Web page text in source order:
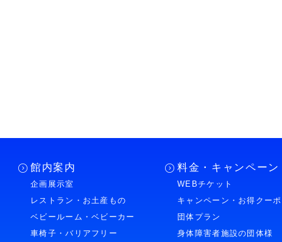
館内案内
企画展示室
レストラン・お土産もの
ベビールーム・ベビーカー
車椅子・バリアフリー
料金・キャンペーン
WEBチケット
キャンペーン・お得クー
団体プラン
身体障害者施設の団体様